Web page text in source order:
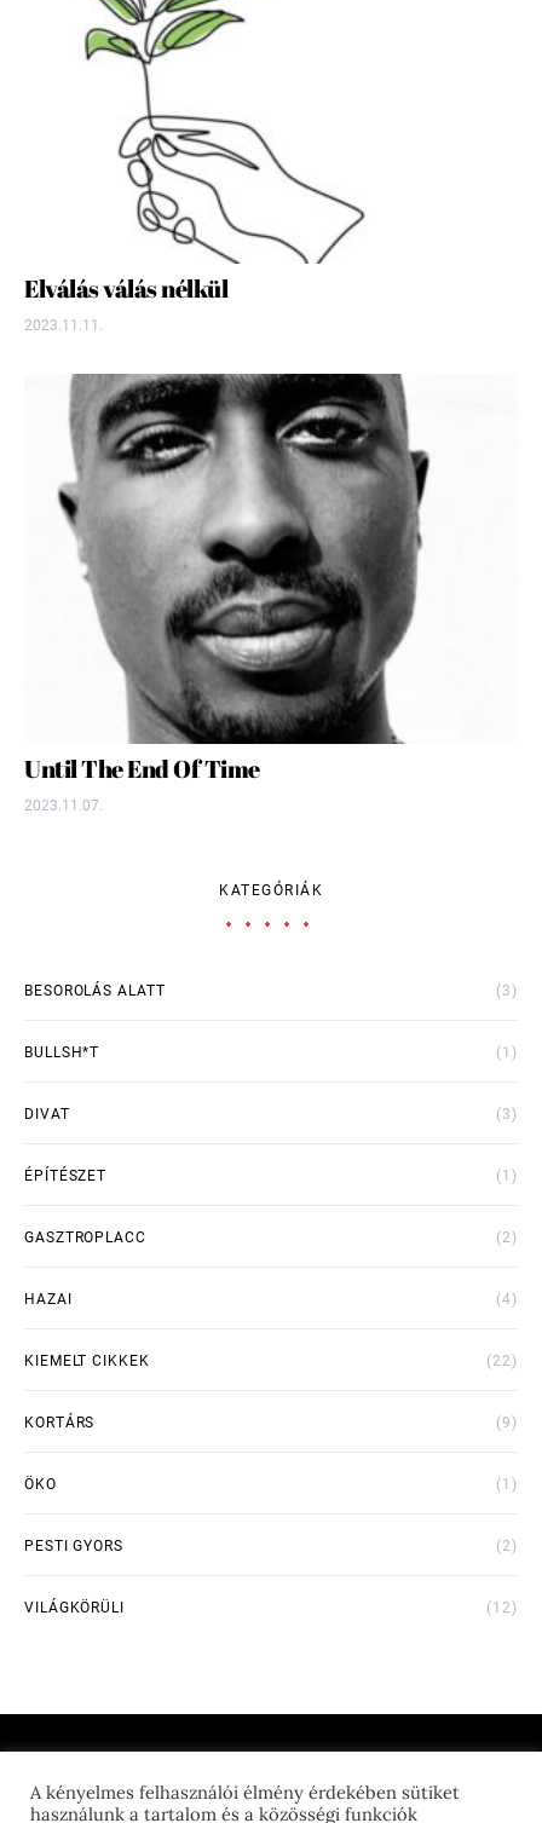
Elválás válás nélkül
2023.11.11.
Until The End Of Time
2023.11.07.
KATEGÓRIÁK
BESOROLÁS ALATT (3)
BULLSH*T (1)
DIVAT (3)
ÉPÍTÉSZET (1)
GASZTROPLACC (2)
HAZAI (4)
KIEMELT CIKKEK (22)
KORTÁRS (9)
ÖKO (1)
PESTI GYORS (2)
VILÁGKÖRÜLI (12)
A kényelmes felhasználói élmény érdekében sütiket
használunk a tartalom és a közösségi funkciók